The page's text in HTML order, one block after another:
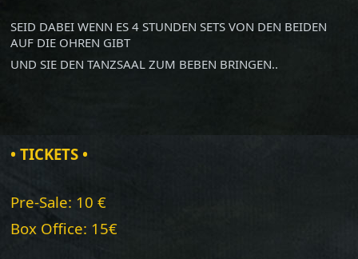
SEID DABEI WENN ES 4 STUNDEN SETS VON DEN BEIDEN
AUF DIE OHREN GIBT
UND SIE DEN TANZSAAL ZUM BEBEN BRINGEN..
• TICKETS •
Pre-Sale: 10 €
Box Office: 15€